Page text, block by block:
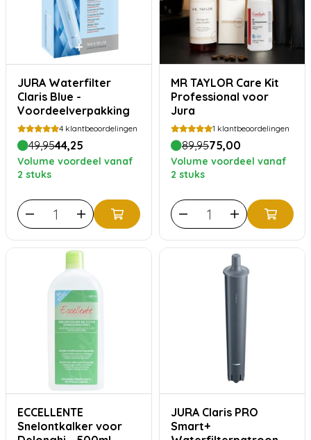
JURA Waterfilter
Claris Blue -
Voordeelverpakking
4 klantbeoordelingen
49,9544,25
Volume voordeel vanaf
2 stuks
MR TAYLOR Care Kit
Professional voor
Jura
1 klantbeoordelingen
89,9575,00
Volume voordeel vanaf
2 stuks
ECCELLENTE
Snelontkalker voor
JURA Claris PRO
Smart+